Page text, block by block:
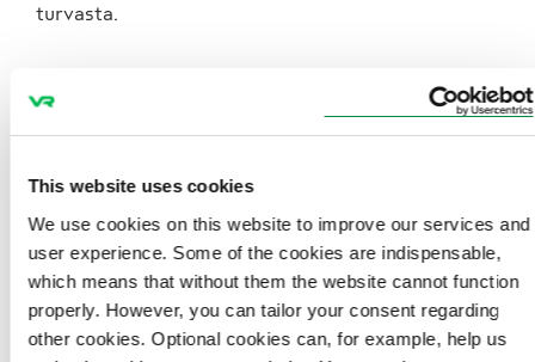
This website uses cookies
We use cookies on this website to improve our services and
user experience. Some of the cookies are indispensable,
which means that without them the website cannot function
properly. However, you can tailor your consent regarding
other cookies. Optional cookies can, for example, help us
turvasta.
käsittelyyn
Sinun oikeutesi
Henkilötietojen suojalla tarkoitetaan tiedollista
itsemääräämisoikeutta.